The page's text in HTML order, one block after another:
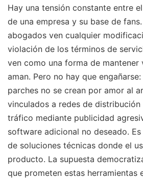
Hay una tensión constante entre
de una empresa y su base de
abogados ven cualquier
violación de los términos de
ven como una forma de
aman. Pero no hay que
parches no se crean por amor al
vinculados a redes de distribución
tráfico mediante publicidad
software adicional no deseado.
de soluciones técnicas donde el
producto. La supuesta
que prometen estas herramientas